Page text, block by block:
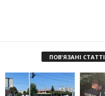
ПОВ'ЯЗАНІ СТАТТІ